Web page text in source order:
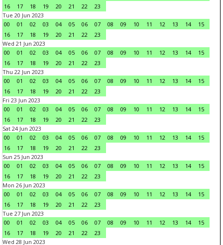
16
17 18 19 20 21 22
23
Tue 20 Jun 2023
00
01 02 03 04 05 06 07 08 09 10 11 12 13 14
15
16
17 18 19 20 21 22
23
Wed 21 Jun 2023
00
01 02 03 04 05 06 07 08 09 10 11 12 13 14
15
16
17 18 19 20 21 22
23
Thu 22 Jun 2023
00
01 02 03 04 05 06 07 08 09 10 11 12 13 14
15
16
17 18 19 20 21 22
23
Fri 23 Jun 2023
00
01 02 03 04 05 06 07 08 09 10 11 12 13 14
15
16
17 18 19 20 21 22
23
Sat 24 Jun 2023
00
01 02 03 04 05 06 07 08 09 10 11 12 13 14
15
16
17 18 19 20 21 22
23
Sun 25 Jun 2023
00
01 02 03 04 05 06 07 08 09 10 11 12 13 14
15
16
17 18 19 20 21 22
23
Mon 26 Jun 2023
00
01 02 03 04 05 06 07 08 09 10 11 12 13 14
15
16
17 18 19 20 21 22
23
Tue 27 Jun 2023
00
01 02 03 04 05 06 07 08 09 10 11 12 13 14
15
16
17 18 19 20 21 22
23
Wed 28 Jun 2023